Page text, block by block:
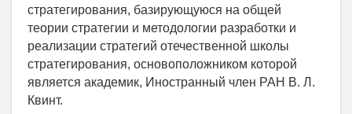
стратегирования, базирующуюся на общей
теории стратегии и методологии разработки и
реализации стратегий отечественной школы
стратегирования, основоположником которой
является академик, Иностранный член РАН В. Л.
Квинт.